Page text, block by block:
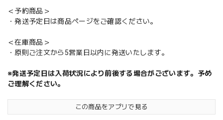
＜予約商品＞
・発送予定日は商品ページをご確認ください。
＜在庫商品＞
・原則ご注文から5営業日以内に発送いたします。
※発送予定日は入荷状況により前後する場合がございます。予め
ご理解ください。
この商品をアプリで見る